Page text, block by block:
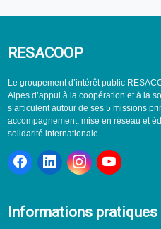
RESACOOP
Le groupement d’intérêt public
Alpes d’appui à la coopération et à la
s’articulent autour de ses 5 missions
accompagnement, mise en réseau et
solidarité internationale.
Informations pratiques